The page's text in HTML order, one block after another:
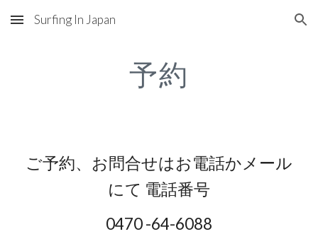
Skip to main content Skip to navigation
Surfing In Japan
予約
ご予約、お問合せはお電話かメール
にて 電話番号
0470 -64-6088